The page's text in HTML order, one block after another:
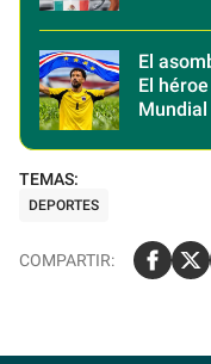
El
El
Mundial
DEPORTES